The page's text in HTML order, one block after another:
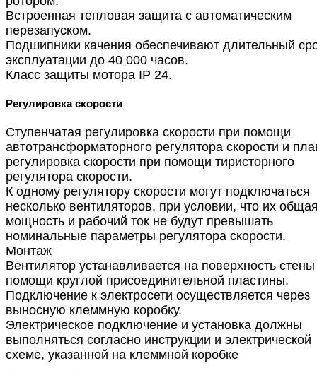
Встроенная тепловая защита с автоматическим
перезапуском.
Подшипники качения обеспечивают длительный
эксплуатации до 40 000 часов.
Класс защиты мотора IP 24.
Регулировка скорости
Ступенчатая регулировка скорости при помощи
автотрансформаторного регулятора скорости и
регулировка скорости при помощи тиристорного
регулятора скорости.
К одному регулятору скорости могут подключаться
несколько вентиляторов, при условии, что их
мощность и рабочий ток не будут превышать
номинальные параметры регулятора скорости.
Монтаж
Вентилятор устанавливается на поверхность
помощи круглой присоединительной пластины.
Подключение к электросети осуществляется через
выносную клеммную коробку.
Электрическое подключение и установка должны
выполняться согласно инструкции и электрической
схеме, указанной на клеммной коробке